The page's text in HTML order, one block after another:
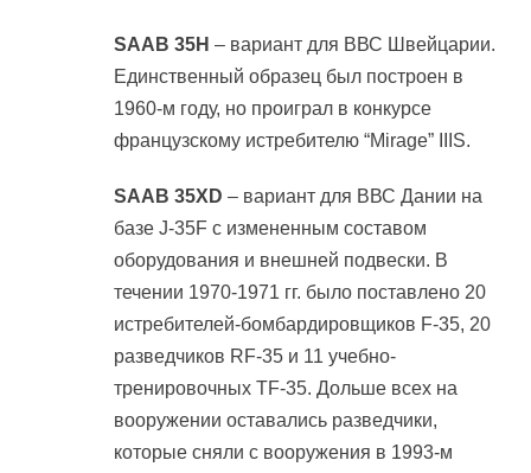
SAAB 35H – вариант для ВВС Швейцарии.
Единственный образец был построен в
1960-м году, но проиграл в конкурсе
французскому истребителю “Mirage” IIIS.
SAAB 35XD – вариант для ВВС Дании на
базе J-35F с измененным составом
оборудования и внешней подвески. В
течении 1970-1971 гг. было поставлено 20
истребителей-бомбардировщиков F-35, 20
разведчиков RF-35 и 11 учебно-
тренировочных TF-35. Дольше всех на
вооружении оставались разведчики,
которые сняли с вооружения в 1993-м